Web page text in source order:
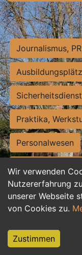
Wir verwenden
Nutzererfahrung
unserer Webseite
von Cookies zu.
Zustimmen
Journalismus,
Praktika,
Personalwesen
Hilfskräfte,
Einkauf,
Weiterbildung,
Tourismus